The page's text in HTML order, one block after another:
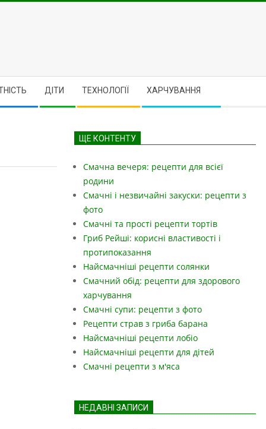
ДІТИ ТЕХНОЛОГІЇ ХАРЧУВАННЯ
ЩЕ КОНТЕНТУ
Смачна вечеря: рецепти для всієї
родини
Смачні і незвичайні закуски: рецепти з
фото
Смачні та прості рецепти тортів
Гриб Рейші: корисні властивості і
протипоказання
Найсмачніші рецепти солянки
Смачний обід: рецепти для здорового
харчування
Смачні супи: рецепти з фото
Рецепти страв з гриба барана
Найсмачніші рецепти лобіо
Найсмачніші рецепти для дітей
Смачні рецепти з м'яса
НЕДАВНІ ЗАПИСИ